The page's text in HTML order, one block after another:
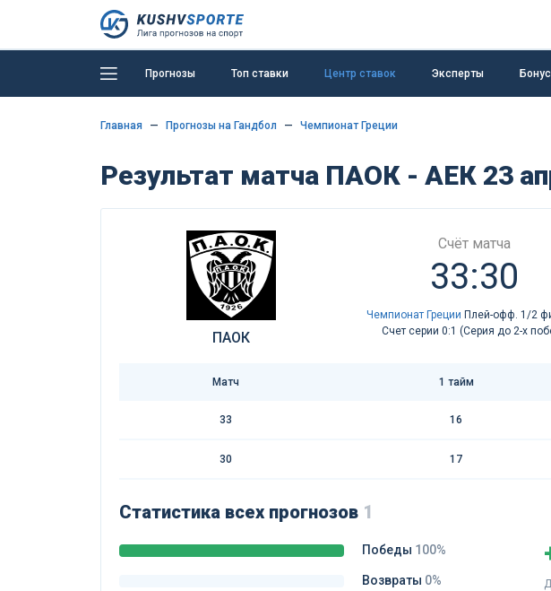
Прогнозы Топ ставки Центр ставок Эксперты
Главная Прогнозы на Гандбол Чемпионат Греции
Результат матча ПАОК - АЕК 23
ПАОК
Счёт матча
33:30
Чемпионат Греции Плей-офф. 1/2
Счет серии 0:1 (Серия до 2-х
Матч 1 тайм
33 16
30 17
Статистика всех прогнозов 1
Победы 100%
Возвраты 0%